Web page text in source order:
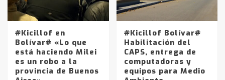
#Kicillof en
Bolívar# «Lo que
está haciendo Milei
es un robo a la
provincia de Buenos
#Kicillof Bolívar#
Habilitación del
CAPS, entrega de
computadoras y
equipos para Medio